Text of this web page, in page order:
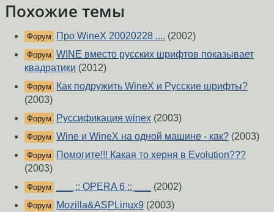
Похожие темы
Форум Про WineX 20020228 .... (2002)
Форум WINE вместо русских шрифтов показывает
квадратики (2012)
Форум
Как подружить WineX и Русские шрифты?
(2003)
Форум Руссификация winex (2003)
Форум Wine и WineX на одной машине - как? (2003)
Форум
Помогите!!! Какая то херня в Evolution???
(2003)
Форум ___ :: OPERA 6 :: ___ (2002)
Форум Mozilla&ASPLinux9 (2003)